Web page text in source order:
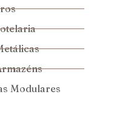
Modulares